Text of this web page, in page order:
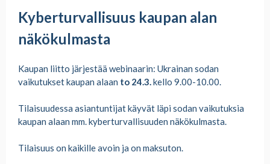
Kyberturvallisuus kaupan alan
näkökulmasta
Kaupan liitto järjestää webinaarin: Ukrainan sodan
vaikutukset kaupan alaan to 24.3.kello 9.00-10.00.
Tilaisuudessa asiantuntijat käyvät läpi sodan vaikutuksia
kaupan alaan mm. kyberturvallisuuden näkökulmasta.
Tilaisuus on kaikille avoin ja on maksuton.